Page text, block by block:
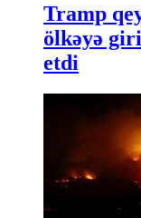
Tramp
ölkəyə
etdi